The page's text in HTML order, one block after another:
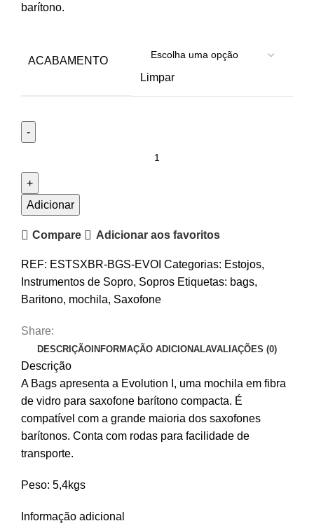
barítono.
ACABAMENTO
Limpar
Estojo
para
Barítono
Adicionar
Compare Adicionar aos favoritos
REF: ESTSXBR-BGS-EVOI Categorias: Estojos,
Instrumentos de Sopro, Sopros Etiquetas: bags,
Baritono, mochila, Saxofone
Share:
DESCRIÇÃOINFORMAÇÃO ADICIONALAVALIAÇÕES (0)
Descrição
A Bags apresenta a Evolution I, uma mochila em fibra
de vidro para saxofone barítono compacta. É
compatível com a grande maioria dos saxofones
barítonos. Conta com rodas para facilidade de
transporte.
Peso: 5,4kgs
Informação adicional